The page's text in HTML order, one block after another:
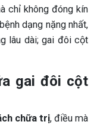
chỉ không đóng kín
dạng nặng nhất,
lâu dài; gai đôi cột
gai đôi cột
chữa trị, điều mà